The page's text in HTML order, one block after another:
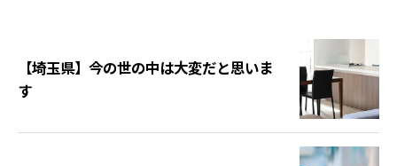
【埼玉県】今の世の中は大変だと思いま
す